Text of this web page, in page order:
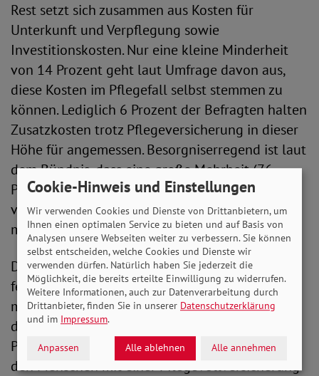
Rest setzt sich zusammen aus Kosten für
Unterkunft und Verpflegung sowie
Investitionskosten. Nur eine kleine Minderheit
von 14 Prozent geht laut Umfrage davon aus,
diese Kosten im Pflegefall selbst stemmen zu
können. Lediglich 6 Prozent der Befragten halten
Zusatzkosten trotz Pflegeversicherung in dieser
Höhe für angemessen. Besorgniserregend ist laut
dem Bündnis, dass eine große Mehrheit (76
Prozent) deutlich unterschätzt, was sie im Falle
von Pflegebedürftigkeit in einem Heim zahlen
müssten.
Das Bündnis Pflegevollversicherung stellt dazu
fest: „Pflegebedürftigkeit entwickelt sich immer
mehr zu einer Armutsfalle. Es ist höchste Zeit,
dass die Bundesregierung die
Pflegeversicherung aus der Sackgasse holt und
den Menschen mit einer Pflegevollversicherung
Cookie-Hinweis und Einstellungen
Wir verwenden Cookies und Dienste von Drittanbietern, um
Ihnen einen optimalen Service zu bieten und auf Basis von
Analysen unsere Webseiten weiter zu verbessern. Sie können
selbst entscheiden, welche Cookies und Dienste wir
verwenden dürfen. Natürlich haben Sie jederzeit die
Möglichkeit, die bereits erteilte Einwilligung zu widerrufen.
Weitere Informationen, auch zur Datenverarbeitung durch
Drittanbieter, finden Sie in unserer Datenschutzerklärung
und im Impressum.
Anpassen Alle ablehnen Alle annehmen